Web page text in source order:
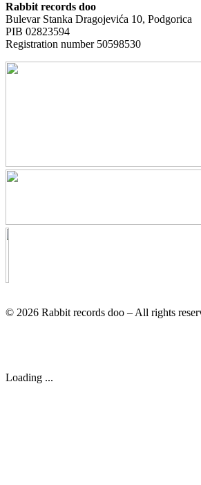
Rabbit records doo
Bulevar Stanka Dragojevića 10, Podgorica
PIB 02823594
Registration number 50598530
© 2026 Rabbit records doo – All rights
Loading ...